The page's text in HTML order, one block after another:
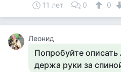
11 лет 0 0
Леонид
Попробуйте
держа руки за